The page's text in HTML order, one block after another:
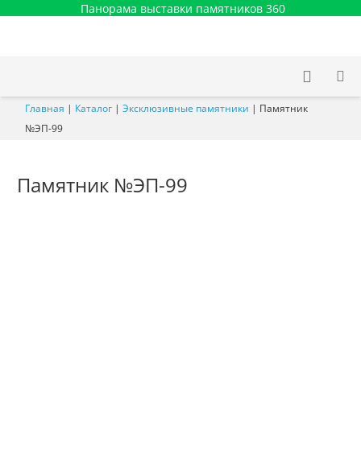
Панорама выставки памятников 360
Главная | Каталог | Эксклюзивные памятники | Памятник
№ЭП-99
Памятник №ЭП-99